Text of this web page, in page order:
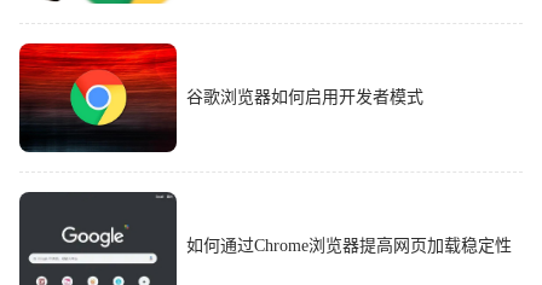
谷歌浏览器如何启用开发者模式
如何通过Chrome浏览器提高网页加载稳定性